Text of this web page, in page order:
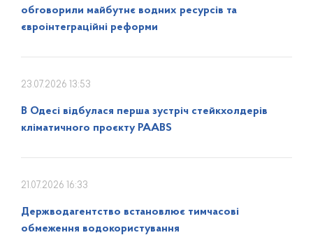
обговорили майбутнє водних ресурсів та
євроінтеграційні реформи
23.07.2026 13:53
В Одесі відбулася перша зустріч стейкхолдерів
кліматичного проєкту PAABS
21.07.2026 16:33
Держводагентство встановлює тимчасові
обмеження водокористування